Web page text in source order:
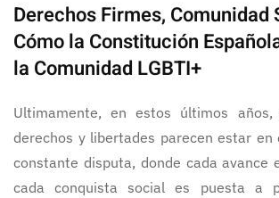
Derechos Firmes, Comunidad
Cómo la Constitución
la Comunidad LGBTI+
Ultimamente, en estos últimos
derechos y libertades parecen estar en
constante disputa, donde cada avance
cada conquista social es puesta a